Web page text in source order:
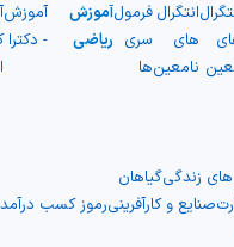
انتگرال
های
نامعین
فرمول
سری
ها
آموزش
ریاضی
آموزش
- دکترا
زندگیگیاهان
صنایع و کارآفرینیرموز کسب درآمد